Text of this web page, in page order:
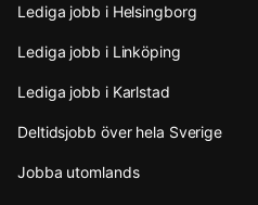
Lediga jobb i Helsingborg
Lediga jobb i Linköping
Lediga jobb i Karlstad
Deltidsjobb över hela Sverige
Jobba utomlands